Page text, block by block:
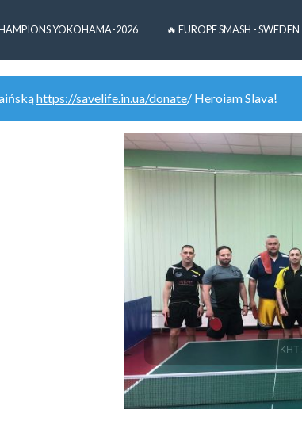
YOKOHAMA-2026 🔥 EUROPE SMASH -
https://savelife.in.ua/donate/ Heroiam Slava!
КНТ